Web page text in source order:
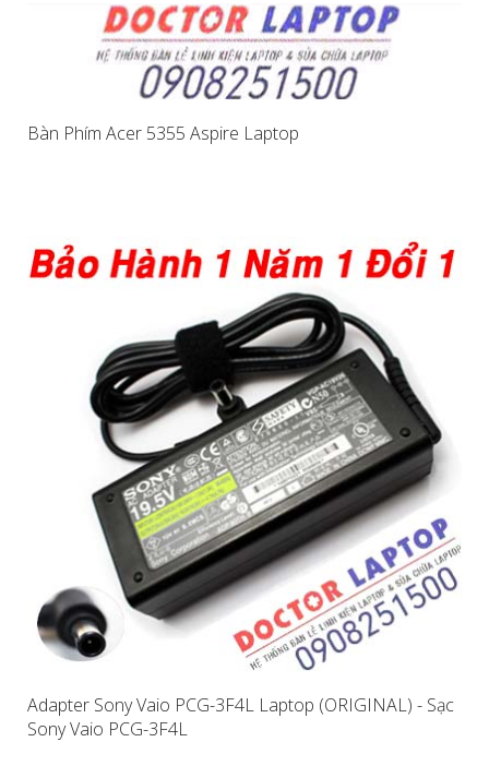
Bàn Phím Acer 5355 Aspire Laptop
Adapter Sony Vaio PCG-3F4L Laptop (ORIGINAL) - Sạc
Sony Vaio PCG-3F4L